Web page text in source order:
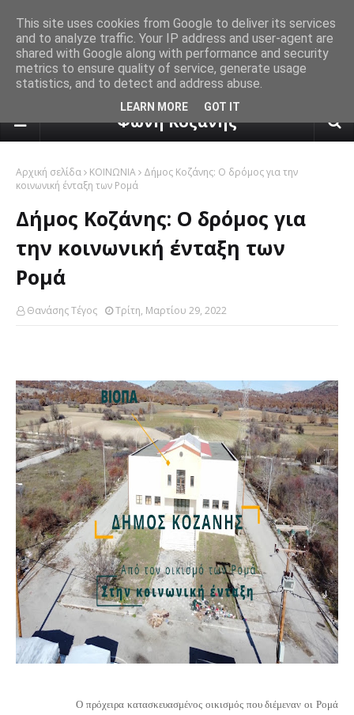
πρόγνωση καιρού από το
Φωνή Κοζάνης
Αρχική σελίδα ΚΟΙΝΩΝΙΑ
Δήμος Κοζάνης: Ο δρόμος για την
κοινωνική ένταξη των Ρομά
Δήμος Κοζάνης: Ο δρόμος για
την κοινωνική ένταξη των
Ρομά
Θανάσης Τέγος Τρίτη, Μαρτίου 29, 2022
Ο πρόχειρα κατασκευασμένος οικισμός που διέμεναν οι Ρομά
This site uses cookies from Google to deliver its services
and to analyze traffic. Your IP address and user-agent are
shared with Google along with performance and security
metrics to ensure quality of service, generate usage
statistics, and to detect and address abuse.
LEARN MORE GOT IT